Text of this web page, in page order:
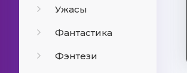
Ужасы
Фантастика
Фэнтези